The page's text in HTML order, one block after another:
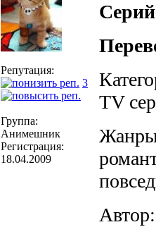
Репутация:
3
Группа:
Анимешник
Регистрация:
18.04.2009
TV
Автор: